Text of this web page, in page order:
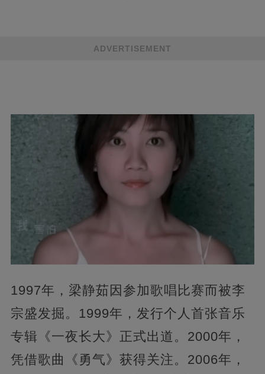
ADVERTISEMENT
1997年，梁静茹因参加歌唱比赛而被李
宗盛发掘。1999年，发行个人首张音乐
专辑《一夜长大》正式出道。2000年，
凭借歌曲《勇气》获得关注。2006年，